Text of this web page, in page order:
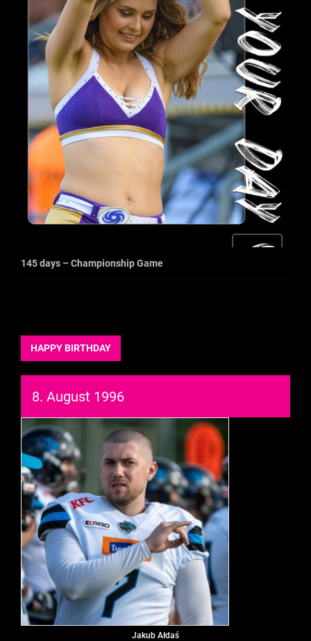
145 days – Championship Game
HAPPY BIRTHDAY
8. August 1996
Jakub Ałdaś